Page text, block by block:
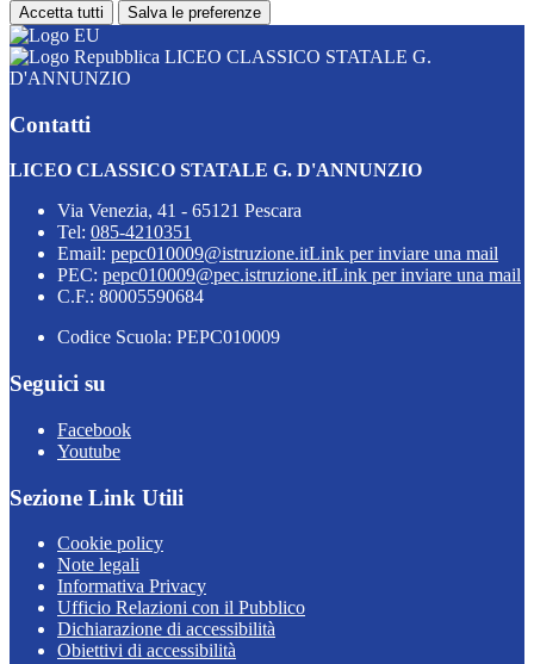
Accetta tutti Salva le preferenze
LICEO CLASSICO STATALE G.
D'ANNUNZIO
Contatti
LICEO CLASSICO STATALE G. D'ANNUNZIO
Via Venezia, 41 - 65121 Pescara
Tel: 085-4210351
Email: pepc010009@istruzione.itLink per inviare una mail
PEC: pepc010009@pec.istruzione.itLink per inviare una mail
C.F.: 80005590684
Codice Scuola: PEPC010009
Seguici su
Facebook
Youtube
Sezione Link Utili
Cookie policy
Note legali
Informativa Privacy
Ufficio Relazioni con il Pubblico
Dichiarazione di accessibilità
Obiettivi di accessibilità